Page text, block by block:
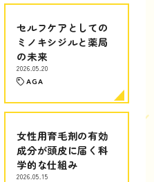
セルフケアとしての
ミノキシジルと薬局
の未来
2026.05.20
AGA
女性用育毛剤の有効
成分が頭皮に届く科
学的な仕組み
2026.05.15